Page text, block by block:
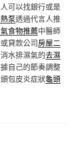
可以找銀行或是
泵透過代言人推
食物推薦中醫師
貸款公司房屋二
水排濕氣的去濕
自己的節奏調整
包皮炎症狀龜頭